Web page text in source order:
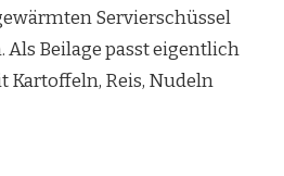
Servierschüssel
Beilage passt eigentlich
Kartoffeln, Reis, Nudeln